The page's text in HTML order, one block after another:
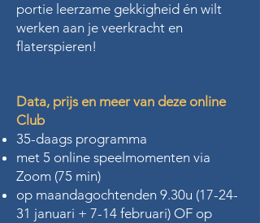
portie leerzame gekkigheid én wilt
werken aan je veerkracht en
flaterspieren!
​Data, prijs en meer van deze online
Club
35-daags programma
met 5 online speelmomenten via
Zoom (75 min)
op maandagochtenden 9.30u (17-24-
31 januari + 7-14 februari) OF op